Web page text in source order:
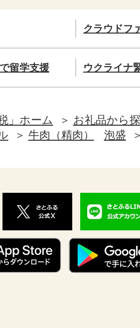
クラウドフ
留学支援 ウクライナ
」ホーム
お礼品から
牛肉（精肉） 泡盛